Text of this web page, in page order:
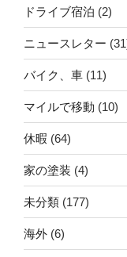
ドライブ宿泊 (2)
ニュースレター
バイク、車 (11)
マイルで移動 (10)
休暇 (64)
家の塗装 (4)
未分類 (177)
海外 (6)